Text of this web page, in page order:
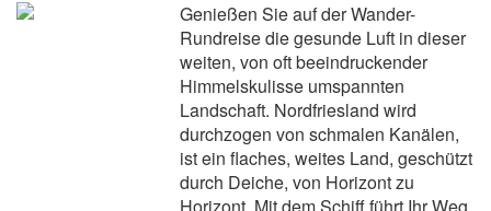
Genießen Sie auf der Wander-
Rundreise die gesunde Luft in dieser
weiten, von oft beeindruckender
Himmelskulisse umspannten
Landschaft. Nordfriesland wird
durchzogen von schmalen Kanälen,
ist ein flaches, weites Land, geschützt
durch Deiche, von Horizont zu